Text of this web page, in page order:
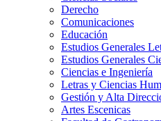
Derecho
Comunicaciones
Educación
Estudios Generales
Estudios Generales
Ciencias e Ingeniería
Letras y Ciencias
Gestión y Alta
Artes Escenicas